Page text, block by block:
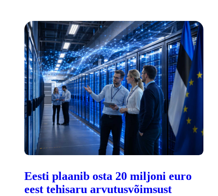
Eesti plaanib osta 20 miljoni euro
eest tehisaru arvutusvõimsust